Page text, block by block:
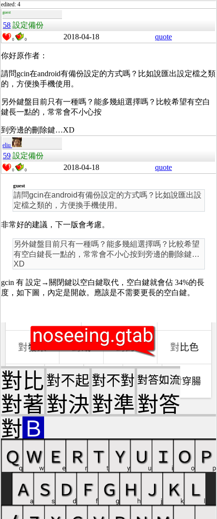
edited: 4
guest
58 設定備份
0 0 2018-04-18 quote
你好原作者：
請問gcin在android有備份設定的方式嗎？比如說匯出設定檔之類
的，方便換手機使用。
另外鍵盤目前只有一種嗎？能多幾組選擇嗎？比較希望有空白
鍵長一點的，常常會不小心按
到旁邊的刪除鍵…XD
eliu
59 設定備份
0 0 2018-04-18 quote
guest
請問gcin在android有備份設定的方式嗎？比如說匯出設
定檔之類的，方便換手機使用。
非常好的建議，下一版會考慮。
另外鍵盤目前只有一種嗎？能多幾組選擇嗎？比較希望
有空白鍵長一點的，常常會不小心按到旁邊的刪除鍵…
XD
gcin 有 設定→關閉鍵以空白鍵取代，空白鍵就會佔 34%的長
度，如下圖，內定是開啟。應該是不需要更長的空白鍵。